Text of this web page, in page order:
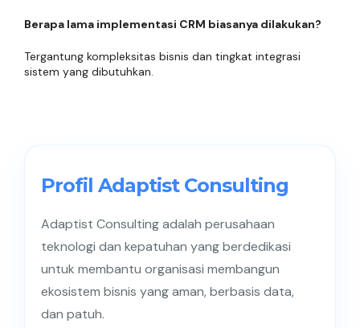
Berapa lama implementasi CRM biasanya dilakukan?
Tergantung kompleksitas bisnis dan tingkat integrasi
sistem yang dibutuhkan.
Profil Adaptist Consulting
Adaptist Consulting adalah perusahaan
teknologi dan kepatuhan yang berdedikasi
untuk membantu organisasi membangun
ekosistem bisnis yang aman, berbasis data,
dan patuh.